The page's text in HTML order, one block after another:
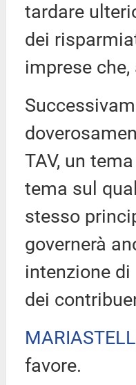
tardare
dei
imprese
TAV, un
tema sul
stesso
governerà
intenzione
dei
favore.